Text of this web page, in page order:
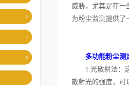
威胁，尤其是在一
为粉尘监测提供了
多功能粉尘测
1.光散射法：这
散射光的强度，可